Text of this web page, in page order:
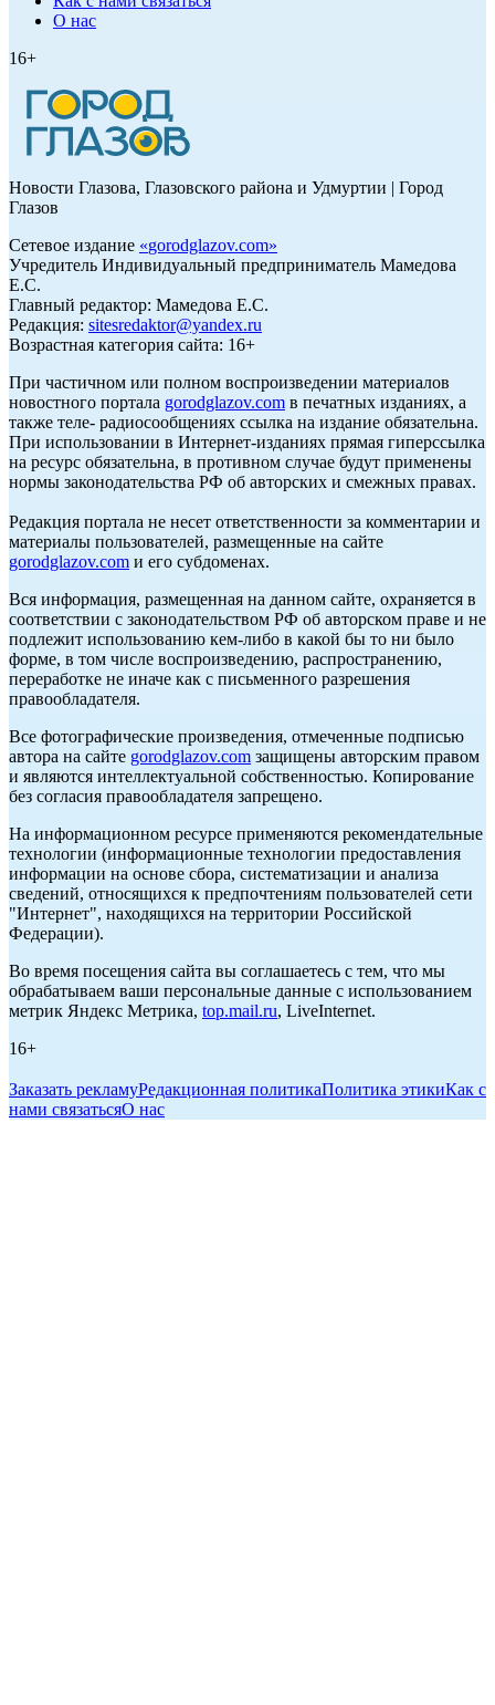
О нас
16+
Новости Глазова, Глазовского района и Удмуртии | Город
Глазов
Сетевое издание «gorodglazov.com»
Учредитель Индивидуальный предприниматель Мамедова
Е.С.
Главный редактор: Мамедова Е.С.
Редакция: sitesredaktor@yandex.ru
Возрастная категория сайта: 16+
При частичном или полном воспроизведении материалов
новостного портала gorodglazov.com в печатных изданиях, а
также теле- радиосообщениях ссылка на издание обязательна.
При использовании в Интернет-изданиях прямая гиперссылка
на ресурс обязательна, в противном случае будут применены
нормы законодательства РФ об авторских и смежных правах.
Редакция портала не несет ответственности за комментарии и
материалы пользователей, размещенные на сайте
gorodglazov.com и его субдоменах.
Вся информация, размещенная на данном сайте, охраняется в
соответствии с законодательством РФ об авторском праве и не
подлежит использованию кем-либо в какой бы то ни было
форме, в том числе воспроизведению, распространению,
переработке не иначе как с письменного разрешения
правообладателя.
Все фотографические произведения, отмеченные подписью
автора на сайте gorodglazov.com защищены авторским правом
и являются интеллектуальной собственностью. Копирование
без согласия правообладателя запрещено.
На информационном ресурсе применяются рекомендательные
технологии (информационные технологии предоставления
информации на основе сбора, систематизации и анализа
сведений, относящихся к предпочтениям пользователей сети
"Интернет", находящихся на территории Российской
Федерации).
Во время посещения сайта вы соглашаетесь с тем, что мы
обрабатываем ваши персональные данные с использованием
метрик Яндекс Метрика, top.mail.ru, LiveInternet.
16+
Заказать рекламуРедакционная политикаПолитика этикиКак с
нами связатьсяО нас